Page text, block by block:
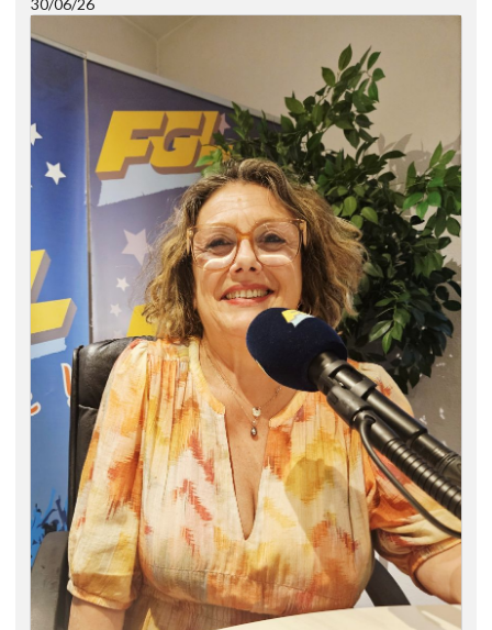
30/06/26